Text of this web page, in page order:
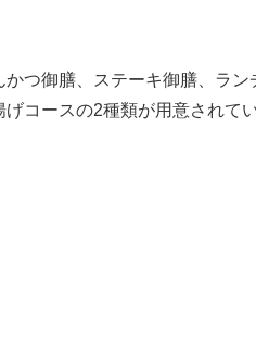
かつ御膳、ステーキ御膳、ラ
コースの2種類が用意されてい